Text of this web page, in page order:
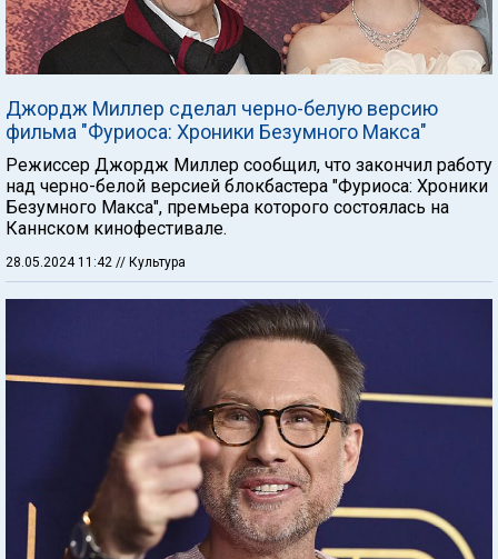
Джордж Миллер сделал черно-белую версию
фильма "Фуриоса: Хроники Безумного Макса"
Режиссер Джордж Миллер сообщил, что закончил работу
над черно-белой версией блокбастера "Фуриоса: Хроники
Безумного Макса", премьера которого состоялась на
Каннском кинофестивале.
28.05.2024 11:42 // Культура